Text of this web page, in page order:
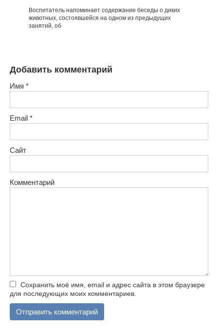
Воспитатель напоминает содержание беседы о диких
животных, состоявшейся на одном из предыдущих
занятий, об
Добавить комментарий
Имя *
Email *
Сайт
Комментарий
Сохранить моё имя, email и адрес сайта в этом браузере
для последующих моих комментариев.